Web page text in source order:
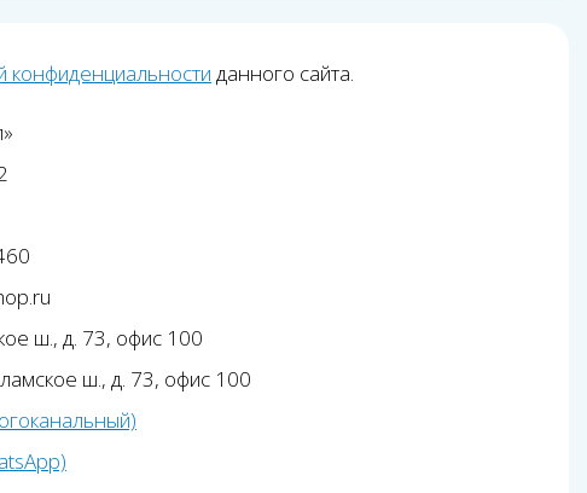
конфиденциальности данного сайта.
ш., д. 73, офис 100
ш., д. 73, офис 100